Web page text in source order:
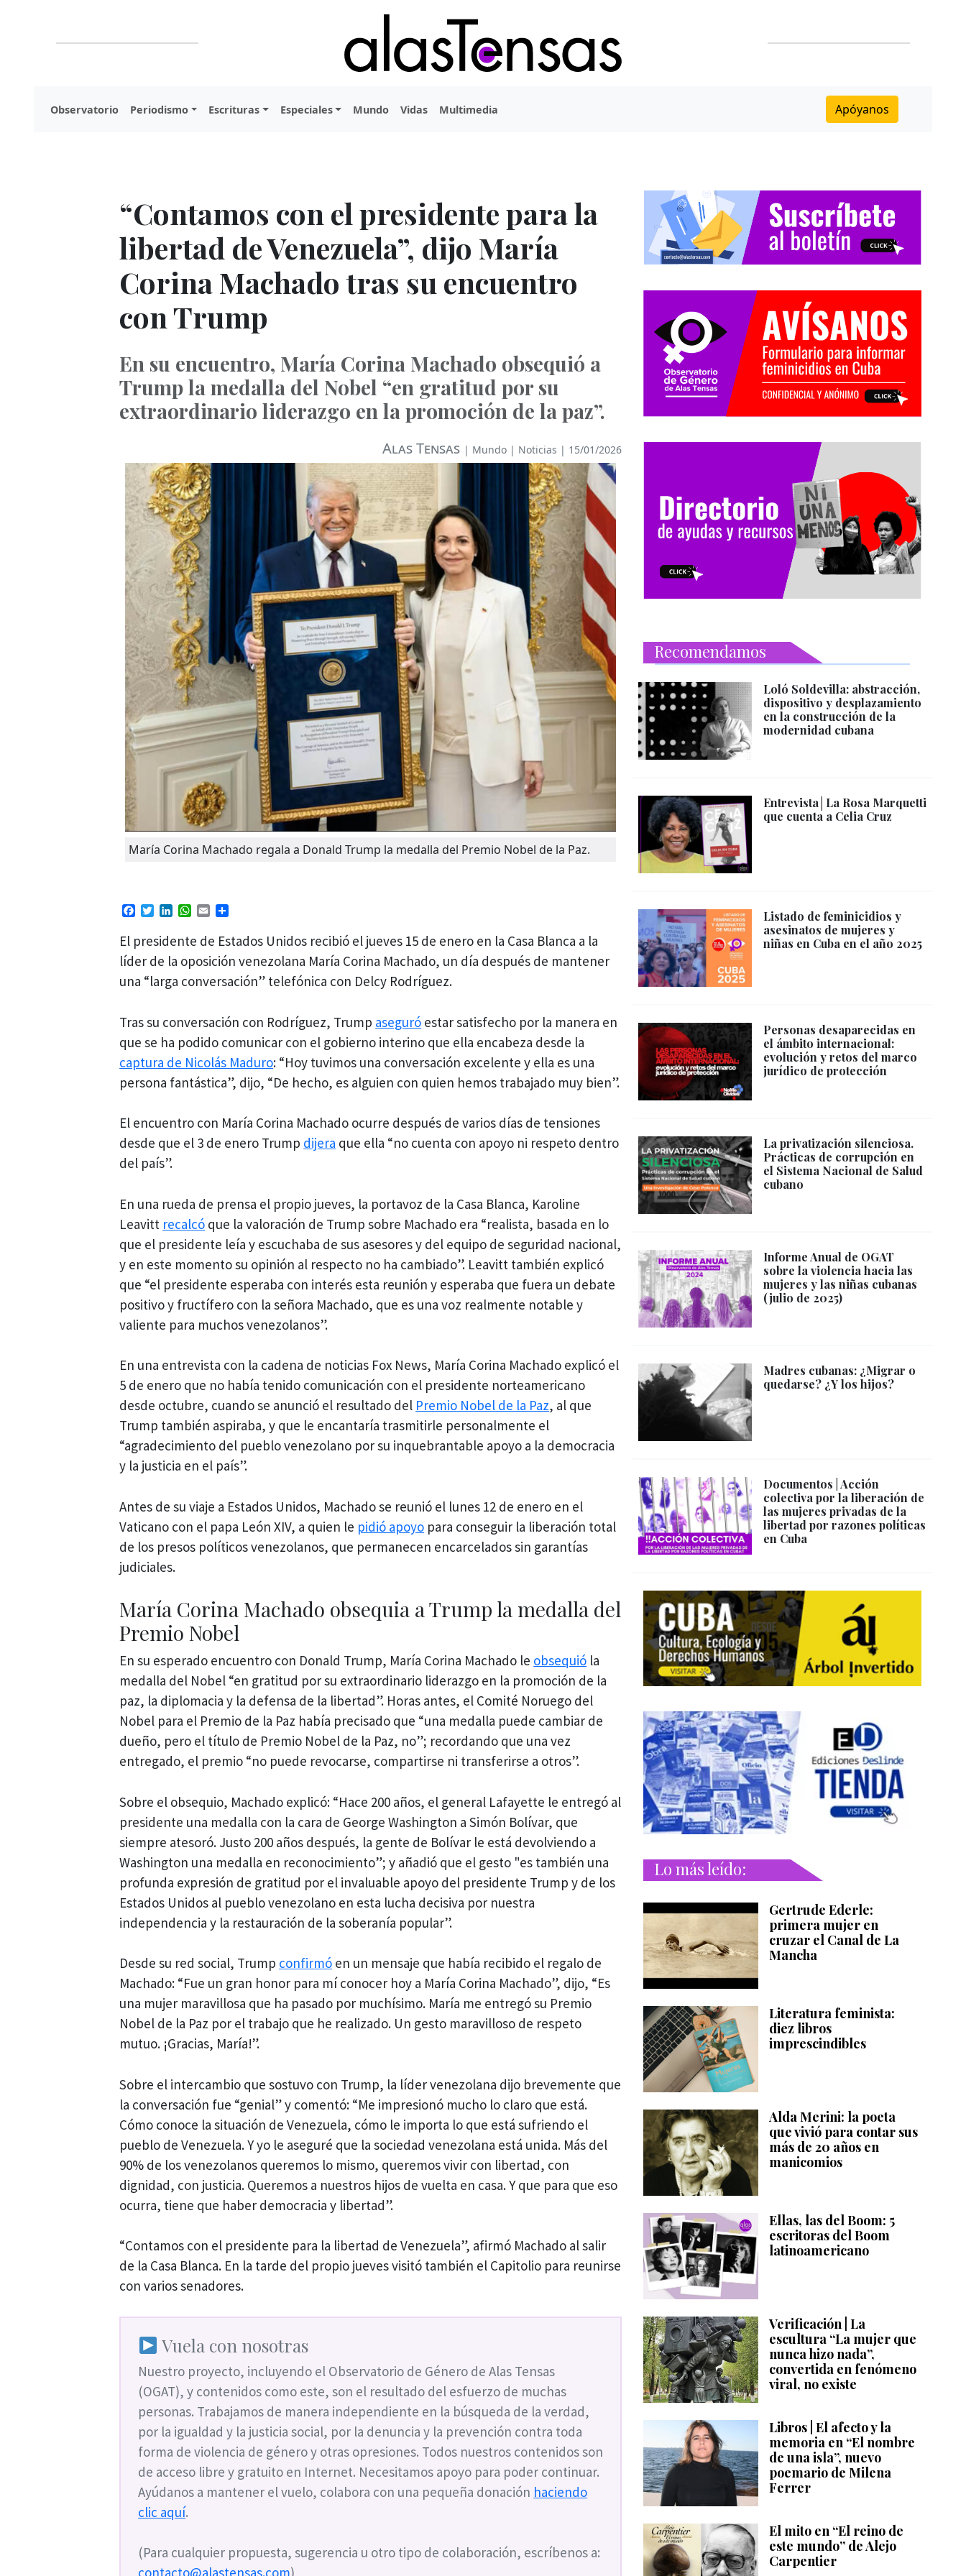
Observatorio Periodismo Escrituras Especiales Mundo Vidas Multimedia Apóyanos
“Contamos con el presidente para la
libertad de Venezuela”, dijo María
Corina Machado tras su encuentro
con Trump
En su encuentro, María Corina Machado obsequió a
Trump la medalla del Nobel “en gratitud por su
extraordinario liderazgo en la promoción de la paz”.
Alas Tensas | Mundo | Noticias | 15/01/2026
María Corina Machado regala a Donald Trump la medalla del Premio Nobel de la Paz.
Facebook
TwitterLinkedIn
WhatsApp
Email
El presidente de Estados Unidos recibió el jueves 15 de enero en la Casa Blanca a la
líder de la oposición venezolana María Corina Machado, un día después de mantener
una “larga conversación” telefónica con Delcy Rodríguez.
Tras su conversación con Rodríguez, Trump aseguró estar satisfecho por la manera en
que se ha podido comunicar con el gobierno interino que ella encabeza desde la
captura de Nicolás Maduro: “Hoy tuvimos una conversación excelente y ella es una
persona fantástica”, dijo, “De hecho, es alguien con quien hemos trabajado muy bien”.
El encuentro con María Corina Machado ocurre después de varios días de tensiones
desde que el 3 de enero Trump dijera que ella “no cuenta con apoyo ni respeto dentro
del país”.
En una rueda de prensa el propio jueves, la portavoz de la Casa Blanca, Karoline
Leavitt recalcó que la valoración de Trump sobre Machado era “realista, basada en lo
que el presidente leía y escuchaba de sus asesores y del equipo de seguridad nacional,
y en este momento su opinión al respecto no ha cambiado”. Leavitt también explicó
que “el presidente esperaba con interés esta reunión y esperaba que fuera un debate
positivo y fructífero con la señora Machado, que es una voz realmente notable y
valiente para muchos venezolanos”.
En una entrevista con la cadena de noticias Fox News, María Corina Machado explicó el
5 de enero que no había tenido comunicación con el presidente norteamericano
desde octubre, cuando se anunció el resultado del Premio Nobel de la Paz, al que
Trump también aspiraba, y que le encantaría trasmitirle personalmente el
“agradecimiento del pueblo venezolano por su inquebrantable apoyo a la democracia
y la justicia en el país”.
Antes de su viaje a Estados Unidos, Machado se reunió el lunes 12 de enero en el
Vaticano con el papa León XIV, a quien le pidió apoyo para conseguir la liberación total
de los presos políticos venezolanos, que permanecen encarcelados sin garantías
judiciales.
María Corina Machado obsequia a Trump la medalla del
Premio Nobel
En su esperado encuentro con Donald Trump, María Corina Machado le obsequió la
medalla del Nobel “en gratitud por su extraordinario liderazgo en la promoción de la
paz, la diplomacia y la defensa de la libertad”. Horas antes, el Comité Noruego del
Nobel para el Premio de la Paz había precisado que “una medalla puede cambiar de
dueño, pero el título de Premio Nobel de la Paz, no”; recordando que una vez
entregado, el premio “no puede revocarse, compartirse ni transferirse a otros”.
Sobre el obsequio, Machado explicó: “Hace 200 años, el general Lafayette le entregó al
presidente una medalla con la cara de George Washington a Simón Bolívar, que
siempre atesoró. Justo 200 años después, la gente de Bolívar le está devolviendo a
Washington una medalla en reconocimiento”; y añadió que el gesto "es también una
profunda expresión de gratitud por el invaluable apoyo del presidente Trump y de los
Estados Unidos al pueblo venezolano en esta lucha decisiva por nuestra
independencia y la restauración de la soberanía popular”.
Desde su red social, Trump confirmó en un mensaje que había recibido el regalo de
Machado: “Fue un gran honor para mí conocer hoy a María Corina Machado”, dijo, “Es
una mujer maravillosa que ha pasado por muchísimo. María me entregó su Premio
Nobel de la Paz por el trabajo que he realizado. Un gesto maravilloso de respeto
mutuo. ¡Gracias, María!”.
Sobre el intercambio que sostuvo con Trump, la líder venezolana dijo brevemente que
la conversación fue “genial” y comentó: “Me impresionó mucho lo claro que está.
Cómo conoce la situación de Venezuela, cómo le importa lo que está sufriendo el
pueblo de Venezuela. Y yo le aseguré que la sociedad venezolana está unida. Más del
90% de los venezolanos queremos lo mismo, queremos vivir con libertad, con
dignidad, con justicia. Queremos a nuestros hijos de vuelta en casa. Y que para que eso
ocurra, tiene que haber democracia y libertad”.
“Contamos con el presidente para la libertad de Venezuela”, afirmó Machado al salir
de la Casa Blanca. En la tarde del propio jueves visitó también el Capitolio para reunirse
con varios senadores.
Vuela con nosotras
Nuestro proyecto, incluyendo el Observatorio de Género de Alas Tensas
(OGAT), y contenidos como este, son el resultado del esfuerzo de muchas
personas. Trabajamos de manera independiente en la búsqueda de la verdad,
por la igualdad y la justicia social, por la denuncia y la prevención contra toda
forma de violencia de género y otras opresiones. Todos nuestros contenidos son
de acceso libre y gratuito en Internet. Necesitamos apoyo para poder continuar.
Ayúdanos a mantener el vuelo, colabora con una pequeña donación haciendo
clic aquí.
(Para cualquier propuesta, sugerencia u otro tipo de colaboración, escríbenos a:
Recomendamos
Loló Soldevilla: abstracción,
dispositivo y desplazamiento
en la construcción de la
modernidad cubana
Entrevista│La Rosa Marquetti
que cuenta a Celia Cruz
Listado de feminicidios y
asesinatos de mujeres y
niñas en Cuba en el año 2025
Personas desaparecidas en
el ámbito internacional:
evolución y retos del marco
jurídico de protección
La privatización silenciosa.
Prácticas de corrupción en
el Sistema Nacional de Salud
cubano
Informe Anual de OGAT
sobre la violencia hacia las
mujeres y las niñas cubanas
(julio de 2025)
Madres cubanas: ¿Migrar o
quedarse? ¿Y los hijos?
Documentos | Acción
colectiva por la liberación de
las mujeres privadas de la
libertad por razones políticas
en Cuba
Lo más leído:
Gertrude Ederle:
primera mujer en
cruzar el Canal de La
Mancha
Literatura feminista:
diez libros
imprescindibles
Alda Merini: la poeta
que vivió para contar sus
más de 20 años en
manicomios
Ellas, las del Boom: 5
escritoras del Boom
latinoamericano
Verificación | La
escultura “La mujer que
nunca hizo nada”,
convertida en fenómeno
viral, no existe
Libros | El afecto y la
memoria en “El nombre
de una isla”, nuevo
poemario de Milena
Ferrer
El mito en “El reino de
este mundo” de Alejo
Carpentier